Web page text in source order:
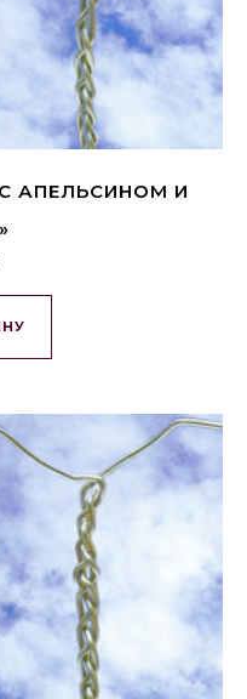
АПЕЛЬСИНОМ И